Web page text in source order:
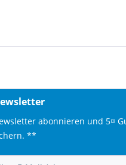
abonnieren und 5¤
**